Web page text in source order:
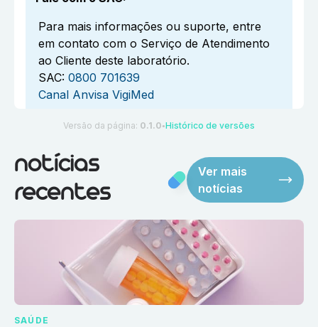
Para mais informações ou suporte, entre
em contato com o Serviço de Atendimento
ao Cliente deste laboratório.
SAC: 0800 701639
Canal Anvisa VigiMed
Versão da página: 0.1.0 ●Histórico de versões
notícias
recentes
Ver mais
notícias
SAÚDE